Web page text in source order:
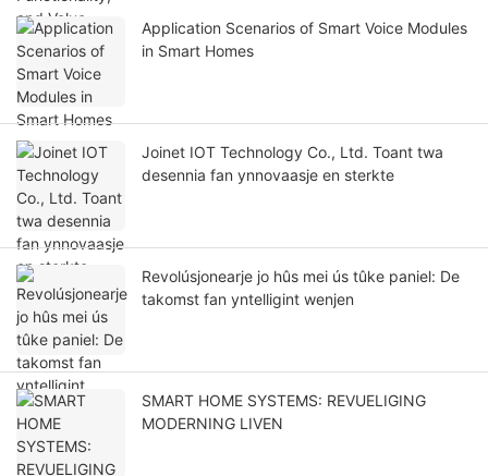
Application Scenarios of Smart Voice Modules
in Smart Homes
Joinet IOT Technology Co., Ltd. Toant twa
desennia fan ynnovaasje en sterkte
Revolúsjonearje jo hûs mei ús tûke paniel: De
takomst fan yntelligint wenjen
SMART HOME SYSTEMS: REVUELIGING
MODERNING LIVEN